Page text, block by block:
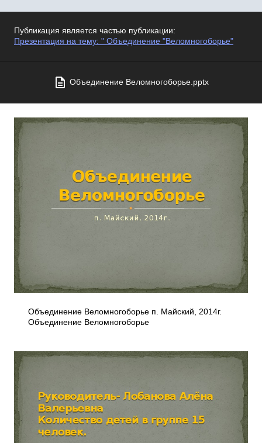
Публикация является частью публикации:
Презентация на тему: " Объединение "Веломногоборье"
Объединение Веломногоборье.pptx
Объединение Веломногоборье п. Майский, 2014г.
Объединение Веломногоборье